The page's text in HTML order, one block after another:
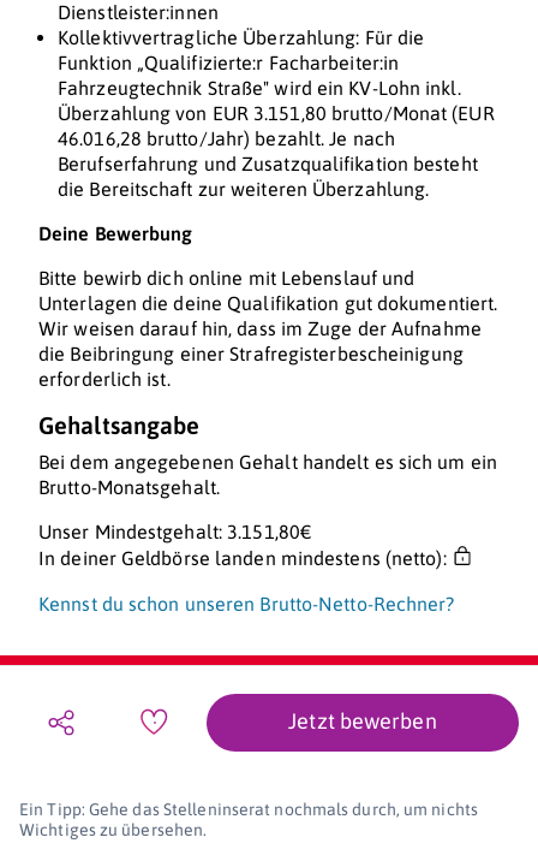
Dienstleister:innen
Kollektivvertragliche Überzahlung: Für die
Funktion „Qualifizierte:r Facharbeiter:in
Fahrzeugtechnik Straße" wird ein KV-Lohn inkl.
Überzahlung von EUR 3.151,80 brutto/Monat (EUR
46.016,28 brutto/Jahr) bezahlt. Je nach
Berufserfahrung und Zusatzqualifikation besteht
die Bereitschaft zur weiteren Überzahlung.
Deine Bewerbung
Bitte bewirb dich online mit Lebenslauf und
Unterlagen die deine Qualifikation gut dokumentiert.
Wir weisen darauf hin, dass im Zuge der Aufnahme
die Beibringung einer Strafregisterbescheinigung
erforderlich ist.
Gehaltsangabe
Bei dem angegebenen Gehalt handelt es sich um ein
Brutto-Monatsgehalt.
Unser Mindestgehalt: 3.151,80€
In deiner Geldbörse landen mindestens (netto):
Kennst du schon unseren Brutto-Netto-Rechner?
Jetzt bewerben
Ein Tipp: Gehe das Stelleninserat nochmals durch, um nichts
Wichtiges zu übersehen.